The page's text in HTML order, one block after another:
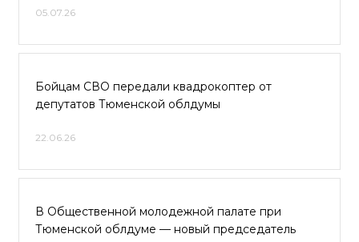
05.07.26
Бойцам СВО передали квадрокоптер от
депутатов Тюменской облдумы
22.06.26
В Общественной молодежной палате при
Тюменской облдуме — новый председатель